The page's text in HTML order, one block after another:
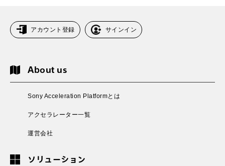
アカウント登録 サインイン
About us
Sony Acceleration Platformとは
アクセラレーター一覧
運営会社
ソリューション